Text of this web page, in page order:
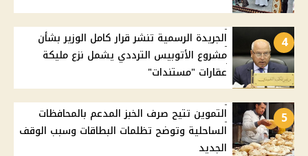
4
الجريدة الرسمية تنشر قرار كامل الوزير بشأن
مشروع الأتوبيس الترددي يشمل نزع مليكة
عقارات "مستندات"
5
التموين تتيح صرف الخبز المدعم بالمحافظات
الساحلية وتوضح تظلمات البطاقات وسبب الوقف
الجديد